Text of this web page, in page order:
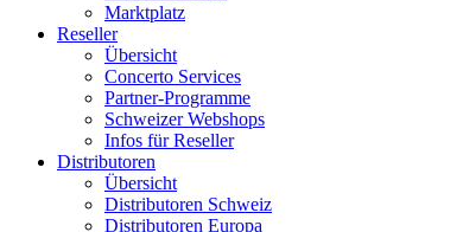
Marktplatz
Reseller
Übersicht
Concerto Services
Partner-Programme
Schweizer Webshops
Infos für Reseller
Distributoren
Übersicht
Distributoren Schweiz
Distributoren Europa